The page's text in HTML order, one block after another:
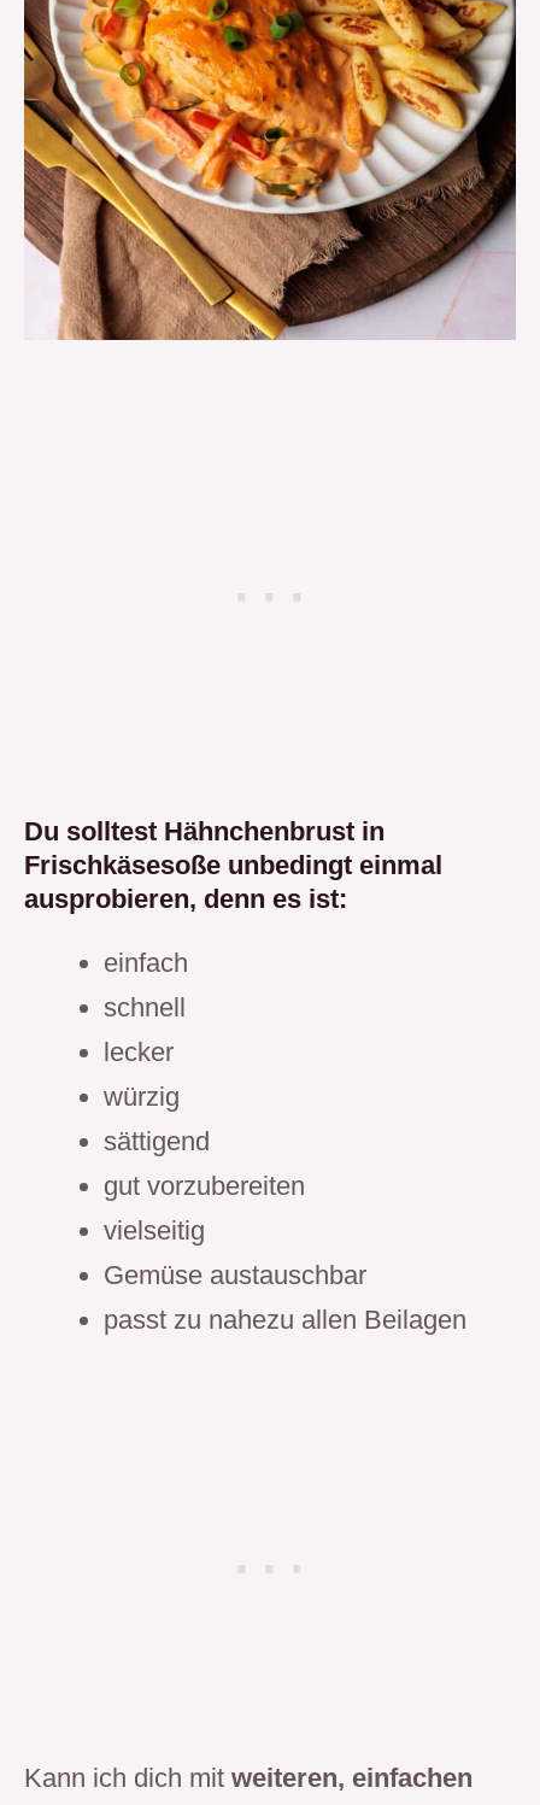
Du solltest Hähnchenbrust in
Frischkäsesoße unbedingt einmal
ausprobieren, denn es ist:
einfach
schnell
lecker
würzig
sättigend
gut vorzubereiten
vielseitig
Gemüse austauschbar
passt zu nahezu allen Beilagen
Kann ich dich mit weiteren, einfachen